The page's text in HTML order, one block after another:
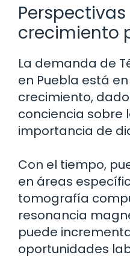
crecimiento
La demanda de
en Puebla está
crecimiento,
conciencia sobre
importancia de
Con el tiempo,
en áreas
tomografía
resonancia
puede
oportunidades